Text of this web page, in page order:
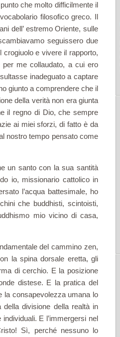
che molto difficilmen­te il
filosofico greco. Il
dell’ estremo Oriente, sulle
seguissero due
crogiuolo e vivere il rapporto,
per me collaudato, a cui ero
inadeguato a captare
giunto a comprendere che il
della verità non era giunta
il regno di Dio, che sempre
ai miei sforzi, di fatto è da
nostro tempo pensato come
un santo con la sua santità
io, missionario cattolico in
l’acqua battesimale, ho
che buddhisti, scintoisti,
mio vicino di casa,
del cammino zen,
la spina dorsale eretta, gli
di cerchio. E la posizione
distese. E la pratica del
la consapevolezza umana lo
divisione della realtà in
E l’immergersi nel
Sì, perché nessuno lo